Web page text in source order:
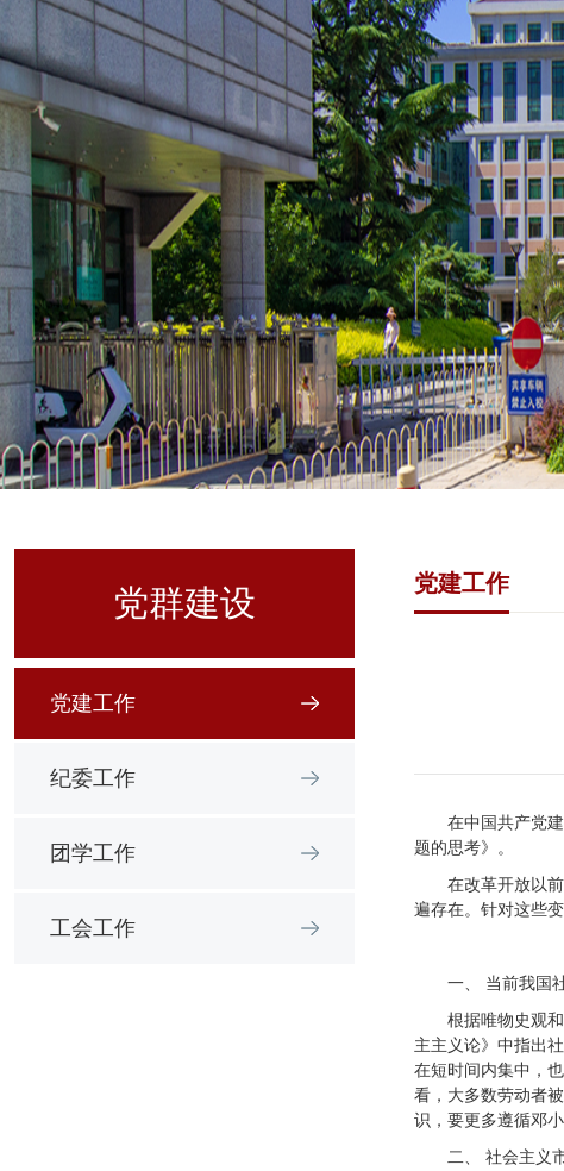
党群建设
党建工作
纪委工作
团学工作
工会工作
党建工作
在中国共产党
题的思考》。
在改革开放以
遍存在。针对这些
一、 当前我国
根据唯物史观
主主义论》中指出
在短时间内集中，
看，大多数劳动者
识，要更多遵循邓
二、 社会主义